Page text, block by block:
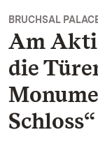
BRUCHSAL
Am
die